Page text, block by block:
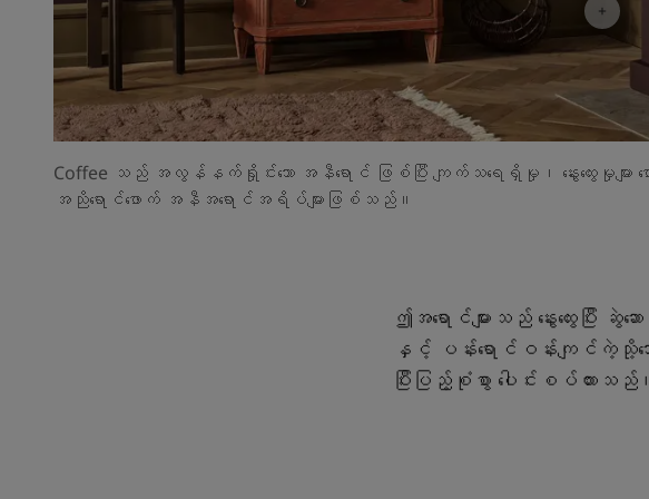
Coffee သည် အလွန်နက်ရှိုင်းသော အနီရောင် ဖြစ်ပြီး ကျက်သရေရှိမှု၊ နွေးထွေးမှုများ ဖော်
အညိုရောင်ဖောက် အနီအရောင်အရိပ်များဖြစ်သည်။
ဤအရောင်များသည် နွေးထွေးပြီး
နှင့် ပန်းရောင်ဝန်းကျင်ကဲ့သို့သ
ပြီးပြည့်စုံစွာ ပေါင်းစပ်ထားသည်